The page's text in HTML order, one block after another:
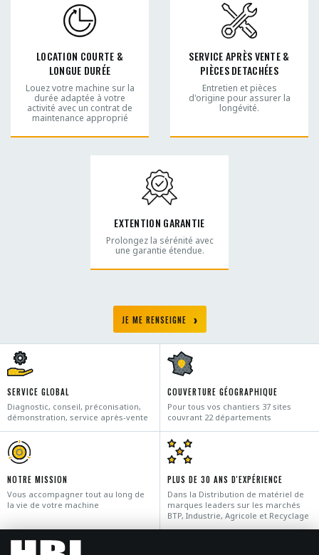
LOCATION COURTE &
LONGUE DURÉE
Louez votre machine sur la
durée adaptée à votre
activité avec un contrat de
maintenance approprié
SERVICE APRÈS VENTE &
PIÈCES DETACHÉES
Entretien et pièces
d'origine pour assurer la
longévité.
EXTENTION GARANTIE
Prolongez la sérénité avec
une garantie étendue.
JE ME RENSEIGNE
SERVICE GLOBAL
Diagnostic, conseil, préconisation,
démonstration, service après-vente
COUVERTURE GÉOGRAPHIQUE
Pour tous vos chantiers 37 sites
couvrant 22 départements
NOTRE MISSION
Vous accompagner tout au long de
la vie de votre machine
PLUS DE 30 ANS D'EXPÉRIENCE
Dans la Distribution de matériel de
marques leaders sur les marchés
BTP, Industrie, Agricole et Recyclage